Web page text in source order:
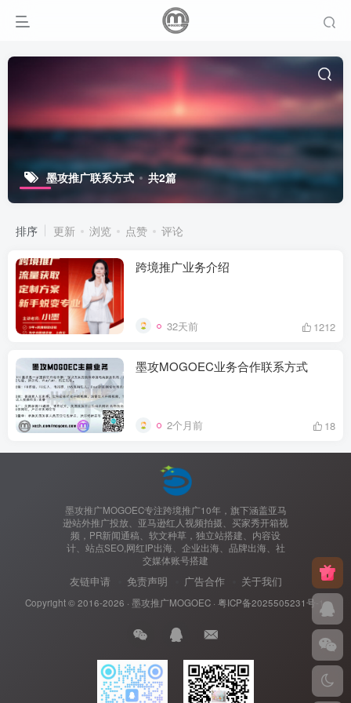
墨攻推广联系方式 共2篇
排序 更新 浏览 点赞 评论
跨境推广业务介绍
32天前 1212
墨攻MOGOEC业务合作联系方式
2个月前 18
墨攻推广MOGOEC专注跨境推广10年，旗下涵盖亚马
逊站外推广投放、亚马逊红人视频拍摄、买家秀开箱视
频，PR新闻通稿、软文种草，独立站搭建、内容设
计、站点SEO,网红IP出海、企业出海、品牌出海、社
交媒体账号搭建
友链申请 免责声明 广告合作 关于我们
Copyright © 2016-2026 · 墨攻推广MOGOEC· 粤ICP备2025505231号-1.